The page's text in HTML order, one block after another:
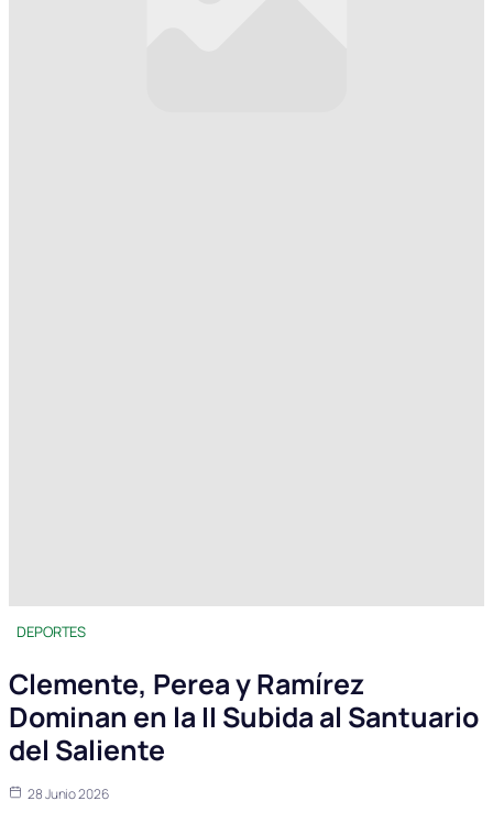
DEPORTES
Clemente, Perea y Ramírez
Dominan en la II Subida al Santuario
del Saliente
28 Junio 2026